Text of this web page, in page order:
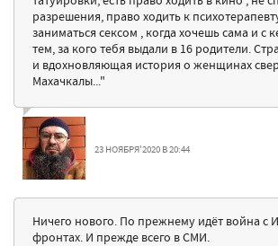
разрешения, право ходить к
заниматься сексом , когда хочешь сама и с
тем, за кого тебя выдали в 16 родители.
и вдохновляющая история о женщинах
Махачкалы..."
23 НОЯБРЯ'2020 В 20:44
Ничего нового. По прежнему идёт война с
фронтах. И прежде всего в СМИ.